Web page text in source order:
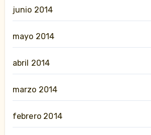
junio 2014
mayo 2014
abril 2014
marzo 2014
febrero 2014